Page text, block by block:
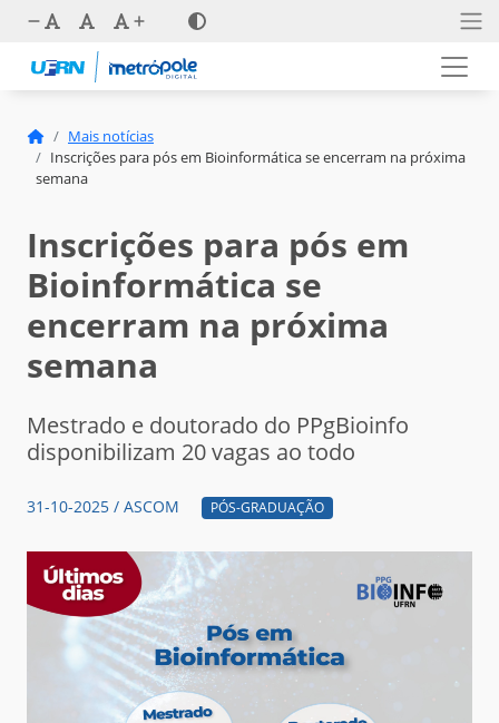
Mais notícias
Inscrições para pós em Bioinformática se encerram na próxima
semana
Inscrições para pós em
Bioinformática se
encerram na próxima
semana
Mestrado e doutorado do PPgBioinfo
disponibilizam 20 vagas ao todo
31-10-2025 / ASCOM PÓS-GRADUAÇÃO